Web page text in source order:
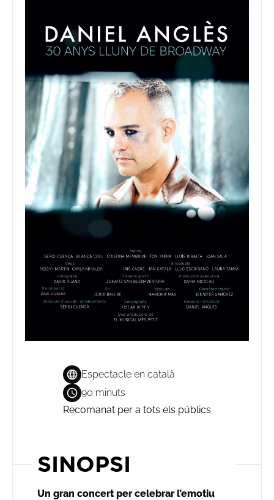
Espectacle en català
90 minuts
Recomanat per a tots els públics
SINOPSI
Un gran concert per celebrar l’emotiu